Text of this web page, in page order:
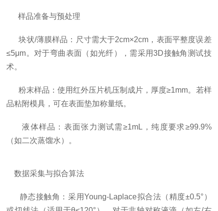
样品准备与预处理
块状/薄膜样品：尺寸需大于2cm×2cm，表面平整度误差
≤5μm。对于弯曲表面（如光纤），需采用3D接触角测试技
术。
粉末样品：使用红外压片机压制成片，厚度≥1mm。若样
品粘附模具，可在表面垫加称量纸。
液体样品：表面张力测试需≥1mL，纯度要求≥99.9%
（如二次蒸馏水）。
数据采集与拟合算法
静态接触角：采用Young-Laplace拟合法（精度±0.5°）